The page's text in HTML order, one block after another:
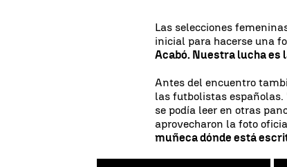
Las selecciones
inicial para hacerse una
Acabó. Nuestra lucha es
Antes del encuentro
las futbolistas españolas.
se podía leer en otras
aprovecharon la foto
muñeca dónde está